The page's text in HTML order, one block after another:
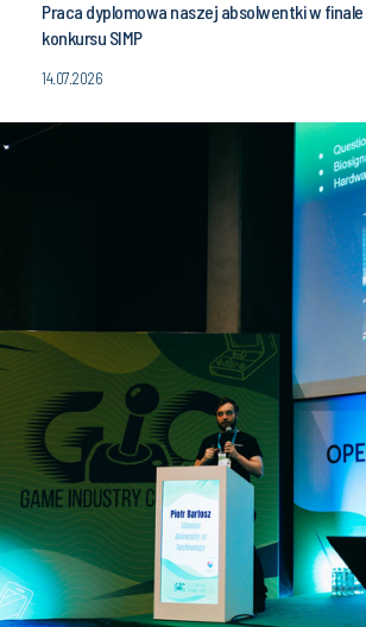
Praca dyplomowa naszej absolwentki w
konkursu SIMP
14.07.2026